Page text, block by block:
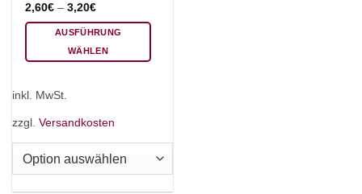
2,60€ –3,20€
AUSFÜHRUNG
WÄHLEN
mehrere
auf.
inkl. MwSt.
zzgl. Versandkosten